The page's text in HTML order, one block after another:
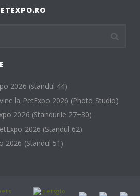
2026 (standul 44)
la PetExpo 2026 (Photo Studio)
2026 (Standurile 27+30)
2026 (Standul 62)
2026 (Standul 51)